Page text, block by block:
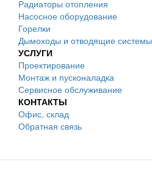
Радиаторы отопления
Насосное оборудование
Горелки
Дымоходы и отводящие системы
УСЛУГИ
Проектирование
Монтаж и пусконаладка
Сервисное обслуживание
КОНТАКТЫ
Офис, склад
Обратная связь